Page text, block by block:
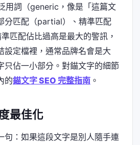
用詞（generic，像是「這篇文
分匹配（partial）、精準匹配
匹配佔比過高是最大的警訊，
設定檔裡，通常品牌名會是大
只佔一小部分。對錨文字的細節
的錨文字 SEO 完整指南 。
最佳化
句：如果這段文字是別人隨手連